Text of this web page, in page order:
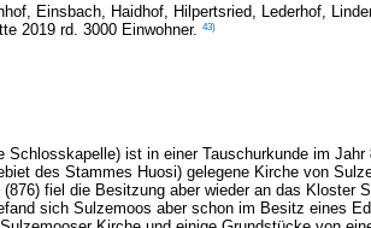
Einsbach, Haidhof, Hilpertsried, Lederhof,
2019 rd. 3000 Einwohner. 43)
Schlosskapelle) ist in einer Tauschurkunde im Jahr
des Stammes Huosi) gelegene Kirche von
fiel die Besitzung aber wieder an das Kloster
sich Sulzemoos aber schon im Besitz eines